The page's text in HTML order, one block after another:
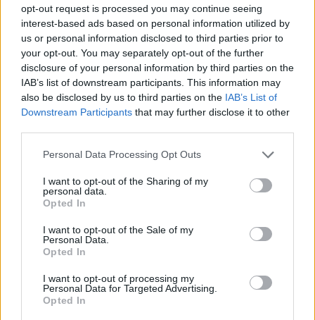
opt-out request is processed you may continue seeing
interest-based ads based on personal information utilized by
us or personal information disclosed to third parties prior to
your opt-out. You may separately opt-out of the further
disclosure of your personal information by third parties on the
IAB’s list of downstream participants. This information may
also be disclosed by us to third parties on the IAB’s List of
Downstream Participants that may further disclose it to other
Please note that this website/app uses one or more Google
not limited to your visit or usage behaviour. You may click to
grant or deny consent to Google and its third-party tags to
use your data for below specified purposes in below Google
consent section.
Personal Data Processing Opt Outs
I want to opt-out of the Sharing of my
personal data.
Opted In
I want to opt-out of the Sale of my
Personal Data.
Opted In
I want to opt-out of processing my
Personal Data for Targeted Advertising.
Opted In
Continua a leggere
NEWS